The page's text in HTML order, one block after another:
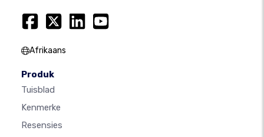
Afrikaans
Produk
Tuisblad
Kenmerke
Resensies